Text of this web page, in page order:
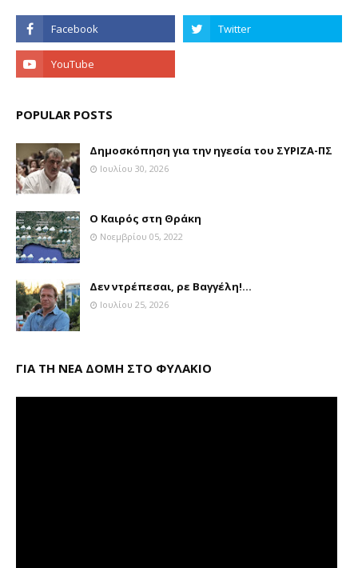
POPULAR POSTS
Δημοσκόπηση για την ηγεσία του ΣΥΡΙΖΑ-ΠΣ
Ιουλίου 30, 2026
Ο Καιρός στη Θράκη
Νοεμβρίου 05, 2022
Δεν ντρέπεσαι, ρε Βαγγέλη!...
Ιουλίου 25, 2026
ΓΙΑ ΤΗ ΝΕΑ ΔΟΜΗ ΣΤΟ ΦΥΛΑΚΙΟ